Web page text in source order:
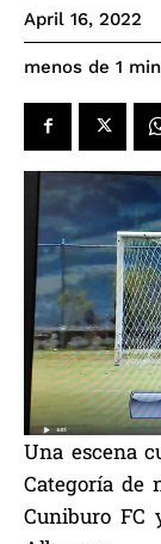
April 16, 2022
menos de 1 min
Una escena
Categoría de
Cuniburo FC